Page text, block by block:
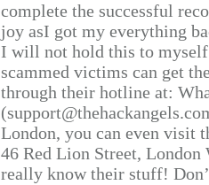
complete the successful
joy asI got my everything
I will not hold this to
scammed victims can get
through their hotline at:
London, you can even visit
46 Red Lion Street, London
really know their stuff!